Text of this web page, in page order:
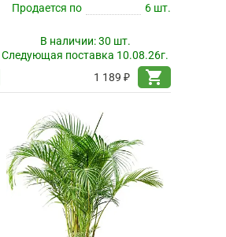
Продается по
6 шт.
В наличии:30 шт.
Следующая поставка 10.08.26г.
1 189 ₽
shopping_cart